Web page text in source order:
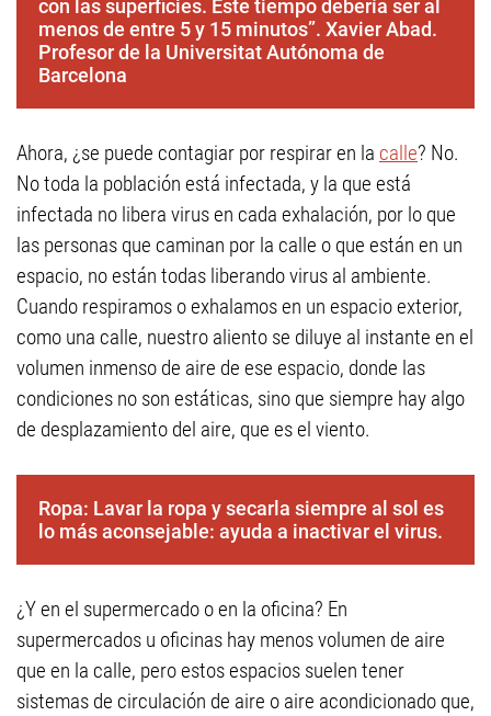
con las superficies. Este tiempo debería ser al
menos de entre 5 y 15 minutos”. Xavier Abad.
Profesor de la Universitat Autónoma de
Barcelona
Ahora, ¿se puede contagiar por respirar en la calle? No.
No toda la población está infectada, y la que está
infectada no libera virus en cada exhalación, por lo que
las personas que caminan por la calle o que están en un
espacio, no están todas liberando virus al ambiente.
Cuando respiramos o exhalamos en un espacio exterior,
como una calle, nuestro aliento se diluye al instante en el
volumen inmenso de aire de ese espacio, donde las
condiciones no son estáticas, sino que siempre hay algo
de desplazamiento del aire, que es el viento.
Ropa: Lavar la ropa y secarla siempre al sol es
lo más aconsejable: ayuda a inactivar el virus.
¿Y en el supermercado o en la oficina? En
supermercados u oficinas hay menos volumen de aire
que en la calle, pero estos espacios suelen tener
sistemas de circulación de aire o aire acondicionado que,